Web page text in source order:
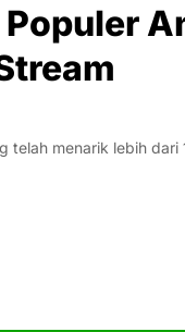
menarik lebih